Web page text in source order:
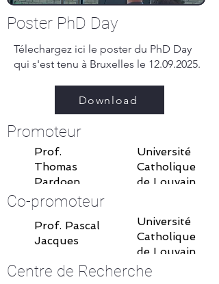
Poster PhD Day
Télechargez ici le poster du PhD Day
qui s'est tenu à Bruxelles le 12.09.2025.
Download
Promoteur
Prof.
Thomas
Pardoen
Université
Catholique
de Louvain
Co-promoteur
Prof. Pascal
Jacques
Université
Catholique
de Louvain
Centre de Recherche